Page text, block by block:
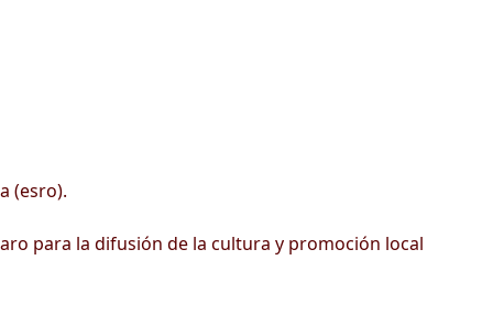
(esro).
para la difusión de la cultura y promoción local